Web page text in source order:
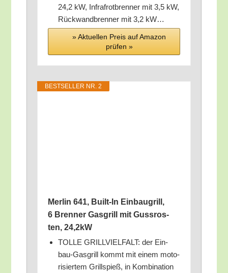
24,2 kW, Infrafrot­bren­ner mit 3,5 kW,
Rück­wand­bren­ner mit 3,2 kW…
» Aktu­el­len Preis auf Ama­zon
prü­fen »
BEST­SEL­LER NR. 2
Mer­lin 641, Built-In Ein­bau­grill,
6 Bren­ner Gas­grill mit Guss­ros­
ten, 24,2kW
TOLLE GRILLVIELFALT: der Ein­
bau-Gas­grill kommt mit einem moto­
ri­sier­tem Grill­spieß, in Kom­bi­na­ti­on